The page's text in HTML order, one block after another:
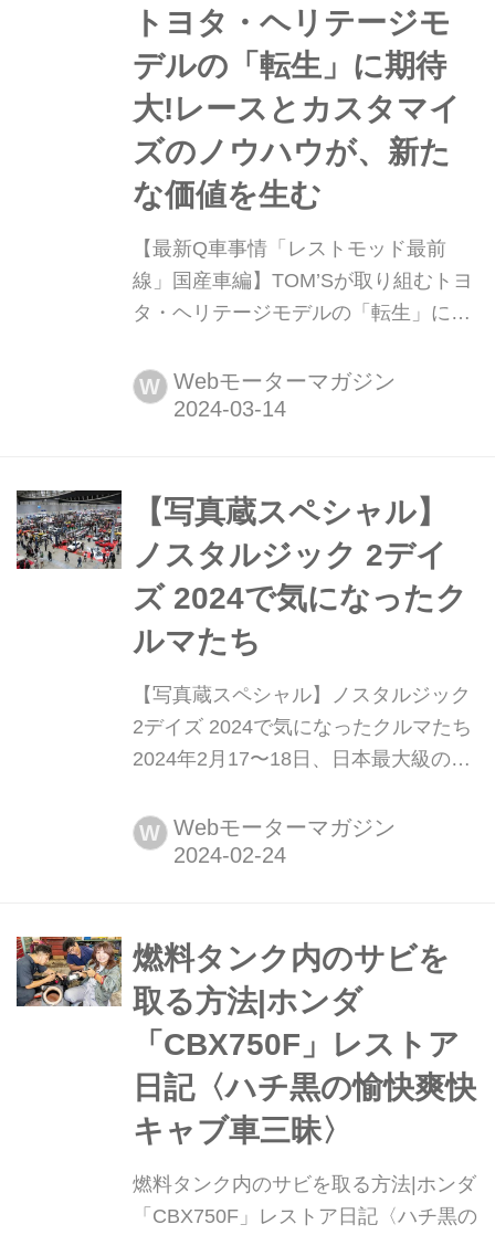
だくさん...
トヨタ・ヘリテージモ
デルの「転生」に期待
大!レースとカスタマイ
ズのノウハウが、新た
な価値を生む
【最新Q車事情「レストモッド最前
線」国産車編】TOM’Sが取り組むトヨ
タ・ヘリテージモデルの「転生」に期
が、新たな価値を生む 多彩なコンプリ
ートカーが並んだ東京オートサロン
TRD 3000GTスタイルをまとった
JZA80スープラでした。トムス創業50
周年を記念した新たな挑戦は、果たし
て今後、どんな展開を見せてくれるの
か。旧車好きに...
W Webモーターマガジン
【写真蔵スペシャル】
ノスタルジック 2デイ
ズ 2024で気になったク
ルマたち
【写真蔵スペシャル】ノスタルジック
2デイズ 2024で気になったクルマたち
2024年2月17〜18日、日本最大級のク
ック 2デイズ(以下、NOS 2デイズ)」
がパシフィコ横浜で開催された。展示
W Webモーターマガジン
燃料タンク内のサビを
取る方法|ホンダ
「CBX750F」レストア
日記〈ハチ黒の愉快爽快
キャブ車三昧〉
燃料タンク内のサビを取る方法|ホンダ
「CBX750F」レストア日記〈ハチ黒の